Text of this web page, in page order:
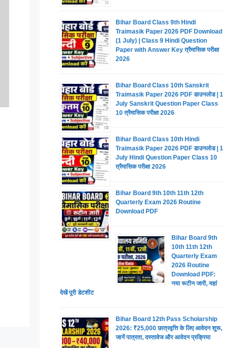
Bihar Board Class 9th Hindi
Traimasik Paper 2026 PDF Download
(1 July) | Class 9 Hindi Question
Paper with Answer Key त्रैमासिक परीक्षा
2026
Bihar Board Class 10th Sanskrit
Traimasik Paper 2026 PDF डाउनलोड | 1
July Sanskrit Question Paper Class
10 त्रैमासिक परीक्षा 2026
Bihar Board Class 10th Hindi
Traimasik Paper 2026 PDF डाउनलोड | 1
July Hindi Question Paper Class 10
त्रैमासिक परीक्षा 2026
Bihar Board 9th 10th 11th 12th
Quarterly Exam 2026 Routine
Download PDF
Bihar Board 9th
10th 11th 12th
Quarterly Exam
2026 Routine
Download PDF:
नया रूटीन जारी, यहां
देखें पूरी डेटशीट
Bihar Board 12th Pass Scholarship
2026: ₹25,000 छात्रवृत्ति के लिए आवेदन शुरू,
जानें पात्रता, दस्तावेज और आवेदन प्रक्रिया